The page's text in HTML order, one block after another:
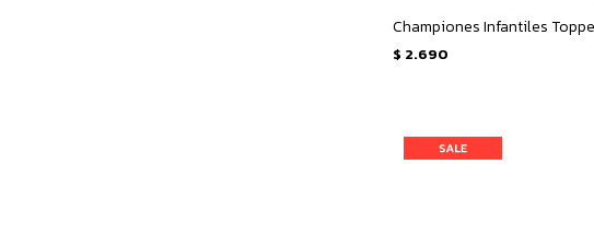
Championes Infantiles
$ 2.690